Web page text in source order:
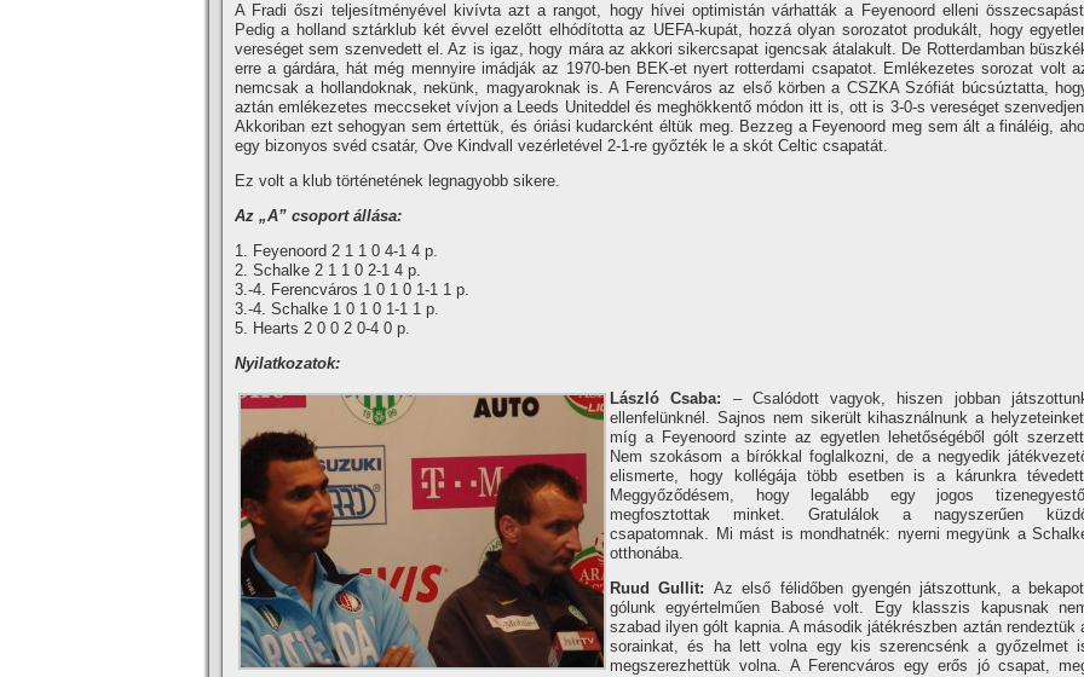
A Fradi őszi teljesí­tményével kiví­vta azt a rangot, hogy hí­vei optimistán várhatták a Feyenoord elleni
Pedig a holland sztárklub két évvel ezelőtt elhódí­totta az UEFA-kupát, hozzá olyan sorozatot produkált, hogy
vereséget sem szenvedett el. Az is igaz, hogy mára az akkori sikercsapat igencsak átalakult. De Rotterdamban
erre a gárdára, hát még mennyire imádják az 1970-ben BEK-et nyert rotterdami csapatot. Emlékezetes sorozat volt
nemcsak a hollandoknak, nekünk, magyaroknak is. A Ferencváros az első körben a CSZKA Szófiát búcsúztatta,
aztán emlékezetes meccseket ví­vjon a Leeds Uniteddel és meghökkentő módon itt is, ott is 3-0-s vereséget
Akkoriban ezt sehogyan sem értettük, és óriási kudarcként éltük meg. Bezzeg a Feyenoord meg sem ált a fináléig, ahol
egy bizonyos svéd csatár, Ove Kindvall vezérletével 2-1-re győzték le a skót Celtic csapatát.
Ez volt a klub történetének legnagyobb sikere.
Az „A” csoport állása:
1. Feyenoord 2 1 1 0 4-1 4 p.
2. Schalke 2 1 1 0 2-1 4 p.
3.-4. Ferencváros 1 0 1 0 1-1 1 p.
3.-4. Schalke 1 0 1 0 1-1 1 p.
5. Hearts 2 0 0 2 0-4 0 p.
Nyilatkozatok:
László Csaba: – Csalódott vagyok, hiszen jobban
ellenfelünknél. Sajnos nem sikerült kihasználnunk a
mí­g a Feyenoord szinte az egyetlen lehetőségéből gólt
Nem szokásom a bí­rókkal foglalkozni, de a negyedik
elismerte, hogy kollégája több esetben is a kárunkra
Meggyőződésem, hogy legalább egy jogos tizenegyestől
megfosztottak minket. Gratulálok a nagyszerűen
csapatomnak. Mi mást is mondhatnék: nyerni megyünk a
otthonába.
Ruud Gullit: Az első félidőben gyengén játszottunk, a
gólunk egyértelműen Babosé volt. Egy klasszis kapusnak
szabad ilyen gólt kapnia. A második játékrészben aztán rendeztük
sorainkat, és ha lett volna egy kis szerencsénk a győzelmet
megszerezhettük volna. A Ferencváros egy erős jó csapat,